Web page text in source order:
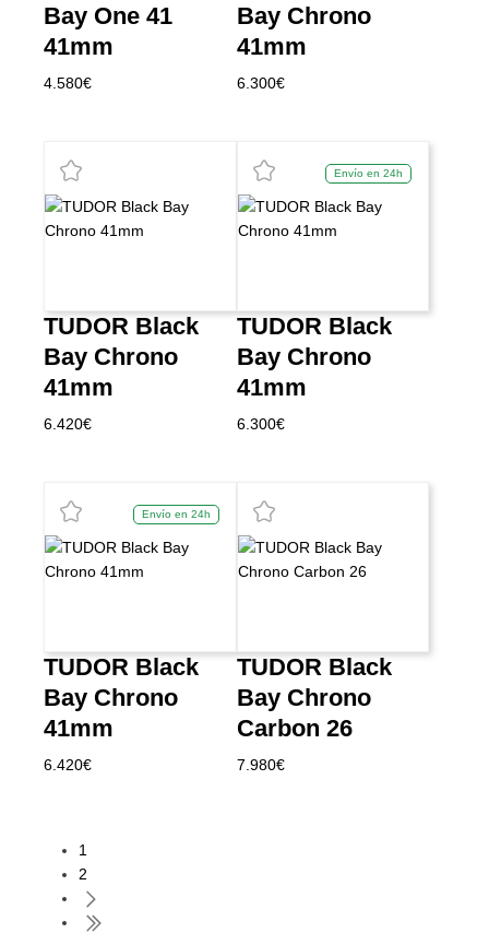
Bay One 41
41mm
4.580€
Bay Chrono
41mm
6.300€
TUDOR Black
Bay Chrono
41mm
6.420€
Envío en 24h
TUDOR Black
Bay Chrono
41mm
6.300€
Envío en 24h
TUDOR Black
Bay Chrono
41mm
6.420€
TUDOR Black
Bay Chrono
Carbon 26
7.980€
1
2